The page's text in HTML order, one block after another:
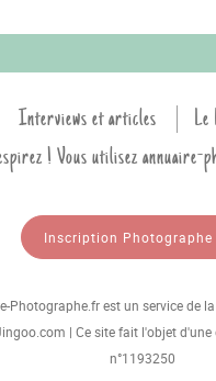
Interviews et articles
! Vous utilisez annuaire-
Inscription Photographe
Photographe.fr est un service de
| Ce site fait l'objet d'une
n°1193250